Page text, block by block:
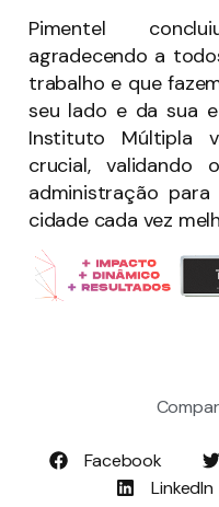
Pimentel
agradecendo a
trabalho e que
seu lado e da sua
Instituto Múltipla
crucial, validando
administração
cidade cada vez
Facebook
LinkedIn